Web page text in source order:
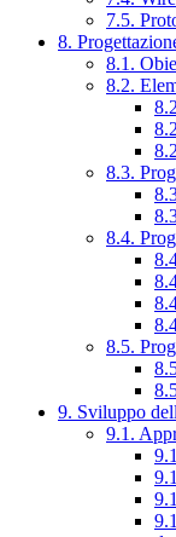
7.5.
8.
8.1.
8.2.
8.3.
8.4.
8.5.
9. Sviluppo
9.1.